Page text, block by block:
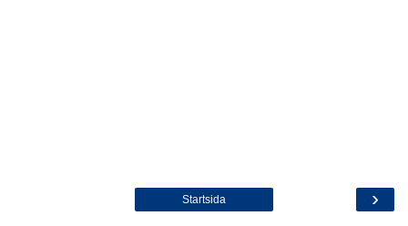
›
Startsida